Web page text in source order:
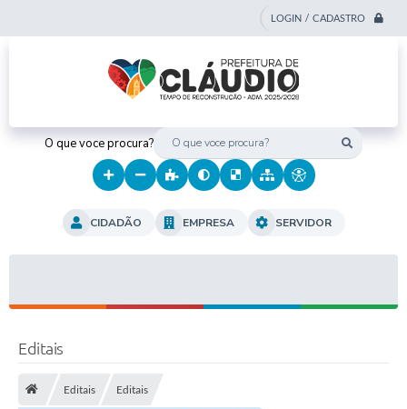
LOGIN / CADASTRO
O que voce procura?
CIDADÃO EMPRESA SERVIDOR
Editais
Editais Editais